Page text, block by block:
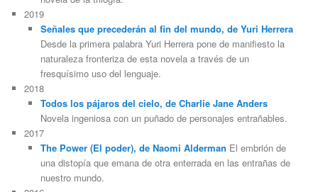
2019
Señales que precederán al fin del mundo, de Yuri Herrera
Desde la primera palabra Yuri Herrera pone de manifiesto la
naturaleza fronteriza de esta novela a través de un
fresquísimo uso del lenguaje.
2018
Todos los pájaros del cielo, de Charlie Jane Anders
Novela ingeniosa con un puñado de personajes entrañables.
2017
The Power (El poder), de Naomi Alderman El embrión de
una distopía que emana de otra enterrada en las entrañas de
nuestro mundo.